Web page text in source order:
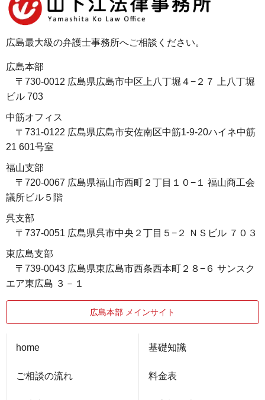
広島最大級の弁護士事務所へご相談ください。
広島本部
〒730-0012 広島県広島市中区上八丁堀４−２７ 上八丁堀
ビル 703
中筋オフィス
〒731-0122 広島県広島市安佐南区中筋1-9-20ハイネ中筋
21 601号室
福山支部
〒720-0067 広島県福山市西町２丁目１０−１ 福山商工会
議所ビル５階
呉支部
〒737-0051 広島県呉市中央２丁目５−２ ＮＳビル ７０３
東広島支部
〒739-0043 広島県東広島市西条西本町２８−６ サンスク
エア東広島 ３－１
広島本部 メインサイト
home
ご相談の流れ
基礎知識
料金表